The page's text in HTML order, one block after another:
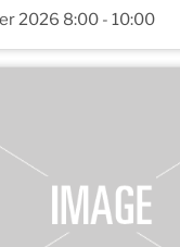
2026 8:00 - 10:00